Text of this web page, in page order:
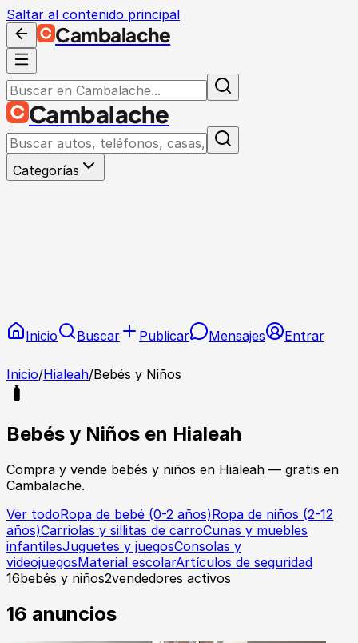
Saltar al contenido principal
Cambalache
Cambalache
Categorías
Inicio Buscar Publicar Mensajes Entrar
Inicio/Hialeah/Bebés y Niños
Bebés y Niños en Hialeah
Compra y vende bebés y niños en Hialeah — gratis en
Cambalache.
Ver todoRopa de bebé (0-2 años)Ropa de niños (2-12
años)Carriolas y sillitas de carroCunas y muebles
infantilesJuguetes y juegosConsolas y
videojuegosMaterial escolarArtículos de seguridad
16bebés y niños2vendedores activos
16 anuncios